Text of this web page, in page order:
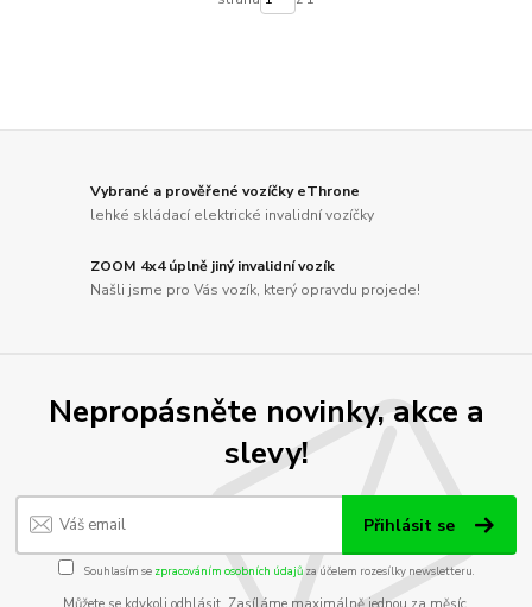
Vybrané a prověřené vozíčky eThrone
lehké skládací elektrické invalidní vozíčky
ZOOM 4x4 úplně jiný invalidní vozík
Našli jsme pro Vás vozík, který opravdu projede!
Nepropásněte novinky, akce a
slevy!
Přihlásit se
Souhlasím se zpracováním osobních údajůza účelem rozesílky newsletteru.